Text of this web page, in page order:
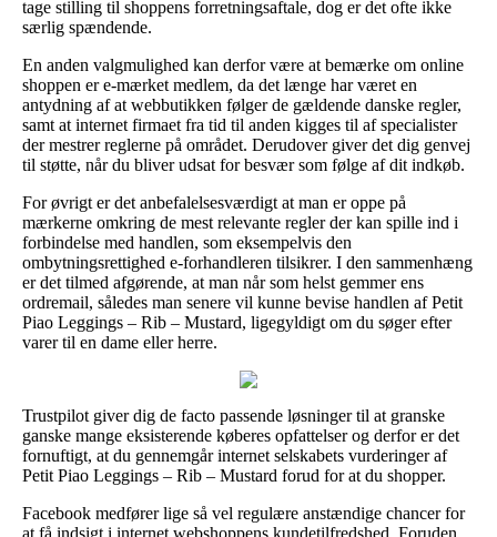
tage stilling til shoppens forretningsaftale, dog er det ofte ikke
særlig spændende.
En anden valgmulighed kan derfor være at bemærke om online
shoppen er e-mærket medlem, da det længe har været en
antydning af at webbutikken følger de gældende danske regler,
samt at internet firmaet fra tid til anden kigges til af specialister
der mestrer reglerne på området. Derudover giver det dig genvej
til støtte, når du bliver udsat for besvær som følge af dit indkøb.
For øvrigt er det anbefalelsesværdigt at man er oppe på
mærkerne omkring de mest relevante regler der kan spille ind i
forbindelse med handlen, som eksempelvis den
ombytningsrettighed e-forhandleren tilsikrer. I den sammenhæng
er det tilmed afgørende, at man når som helst gemmer ens
ordremail, således man senere vil kunne bevise handlen af Petit
Piao Leggings – Rib – Mustard, ligegyldigt om du søger efter
varer til en dame eller herre.
Trustpilot giver dig de facto passende løsninger til at granske
ganske mange eksisterende køberes opfattelser og derfor er det
fornuftigt, at du gennemgår internet selskabets vurderinger af
Petit Piao Leggings – Rib – Mustard forud for at du shopper.
Facebook medfører lige så vel regulære anstændige chancer for
at få indsigt i internet webshoppens kundetilfredshed. Foruden